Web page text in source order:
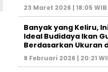
23 Maret 2026 | 18:05 WIB
Banyak yang Keliru,
Ideal Budidaya Ikan
Berdasarkan Ukuran
8 Februari 2026 | 20:21